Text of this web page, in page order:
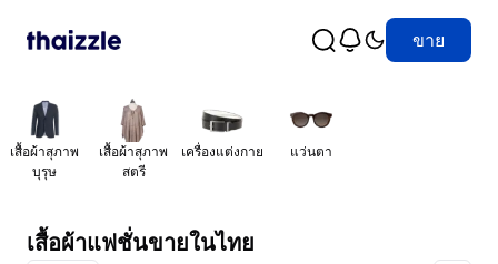
ขาย
เสื้อผ้าสุภาพ
บุรุษ
เสื้อผ้าสุภาพ
สตรี
เครื่องแต่งกาย แว่นตา
เสื้อผ้าแฟชั่นขายในไทย